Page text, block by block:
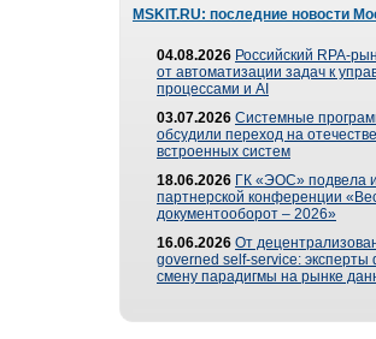
MSKIT.RU: последние новости
04.08.2026 Российский RPA-
от автоматизации задач к
процессами и AI
03.07.2026 Системные
обсудили переход на
встроенных систем
18.06.2026 ГК «ЭОС» подвела
партнерской конференции
документооборот – 2026»
16.06.2026 От
governed self-service: эксперты
смену парадигмы на рынке